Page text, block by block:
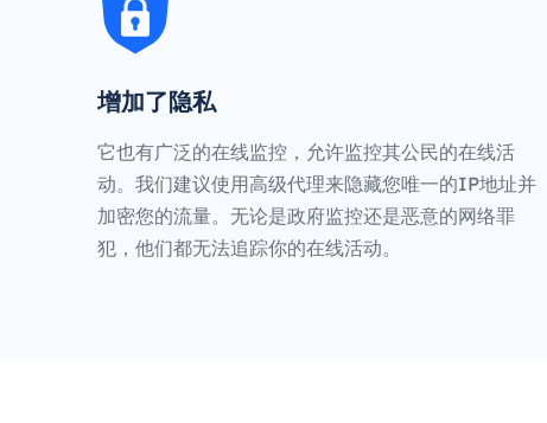
增加了隐私
它也有广泛的在线监控，允许监控其公民的在线活
动。我们建议使用高级代理来隐藏您唯一的IP地址并
加密您的流量。无论是政府监控还是恶意的网络罪
犯，他们都无法追踪你的在线活动。